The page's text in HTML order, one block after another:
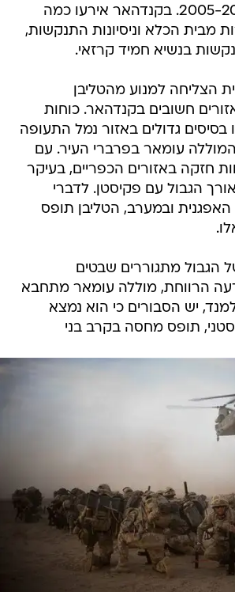
בקנדהאר ב-2005-2006. בקנדהאר אירעו כמה
מבית הכלא וניסיונות התנקשות,
בנשיא חמיד קרזאי.
הצליחה למנוע מהטליבן
חשובים בקנדהאר. כוחות
בסיסים גדולים באזור נמל התעופה
עומאר בפרברי העיר. עם
חזקה באזורים הכפריים, בעיקר
הגבול עם פקיסטן. לדברי
ובמערב, הטליבן תופס
הגבול מתגוררים שבטים
הרווחת, מוללה עומאר מתחבא
יש הסבורים כי הוא נמצא
תופס מחסה בקרב בני